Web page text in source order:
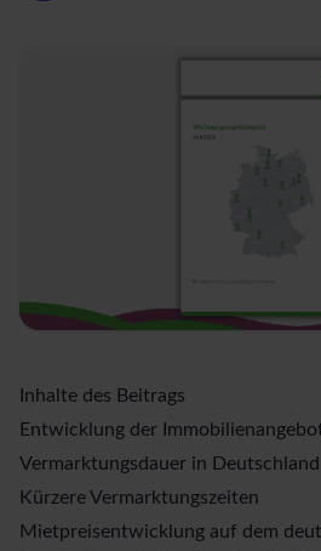
Inhalte des Beitrags
Entwicklung der
Vermarktungsdauer in Deutschland
Kürzere Vermarktungszeiten
Mietpreisentwicklung auf dem